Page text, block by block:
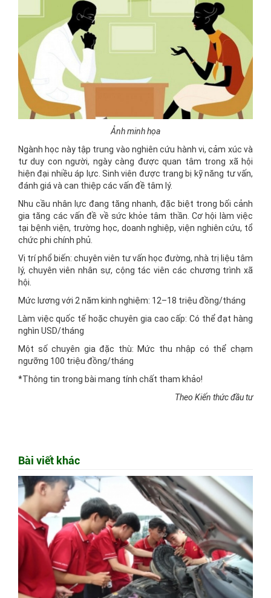
Ảnh minh họa
Ngành học này tập trung vào nghiên cứu hành vi, cảm xúc và
tư duy con người, ngày càng được quan tâm trong xã hội
hiện đại nhiều áp lực. Sinh viên được trang bị kỹ năng tư vấn,
đánh giá và can thiệp các vấn đề tâm lý.
Nhu cầu nhân lực đang tăng nhanh, đặc biệt trong bối cảnh
gia tăng các vấn đề về sức khỏe tâm thần. Cơ hội làm việc
tại bệnh viện, trường học, doanh nghiệp, viện nghiên cứu, tổ
chức phi chính phủ.
Vị trí phổ biến: chuyên viên tư vấn học đường, nhà trị liệu tâm
lý, chuyên viên nhân sự, cộng tác viên các chương trình xã
hội.
Mức lương với 2 năm kinh nghiệm: 12–18 triệu đồng/tháng
Làm việc quốc tế hoặc chuyên gia cao cấp: Có thể đạt hàng
nghìn USD/tháng
Một số chuyên gia đặc thù: Mức thu nhập có thể chạm
ngưỡng 100 triệu đồng/tháng
*Thông tin trong bài mang tính chất tham khảo!
Theo Kiến thức đầu tư
Bài viết khác